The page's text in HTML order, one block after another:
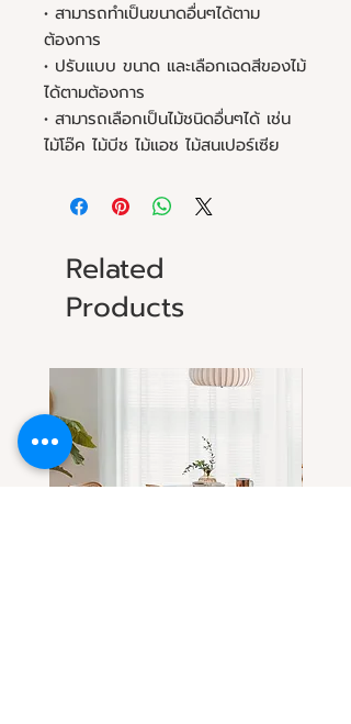
• สามารถทำเป็นขนาดอื่นๆได้ตาม
ต้องการ
• ปรับแบบ ขนาด และเลือกเฉดสีของไม้
ได้ตามต้องการ
• สามารถเลือกเป็นไม้ชนิดอื่นๆได้ เช่น
ไม้โอ๊ค ไม้บีช ไม้แอช ไม้สนเปอร์เซีย
Related
Products